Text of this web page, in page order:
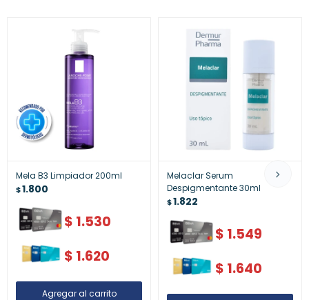
Mela B3 Limpiador 200ml
$1.800
$ 1.530
$ 1.620
Melaclar Serum
Despigmentante 30ml
$1.822
$ 1.549
$ 1.640